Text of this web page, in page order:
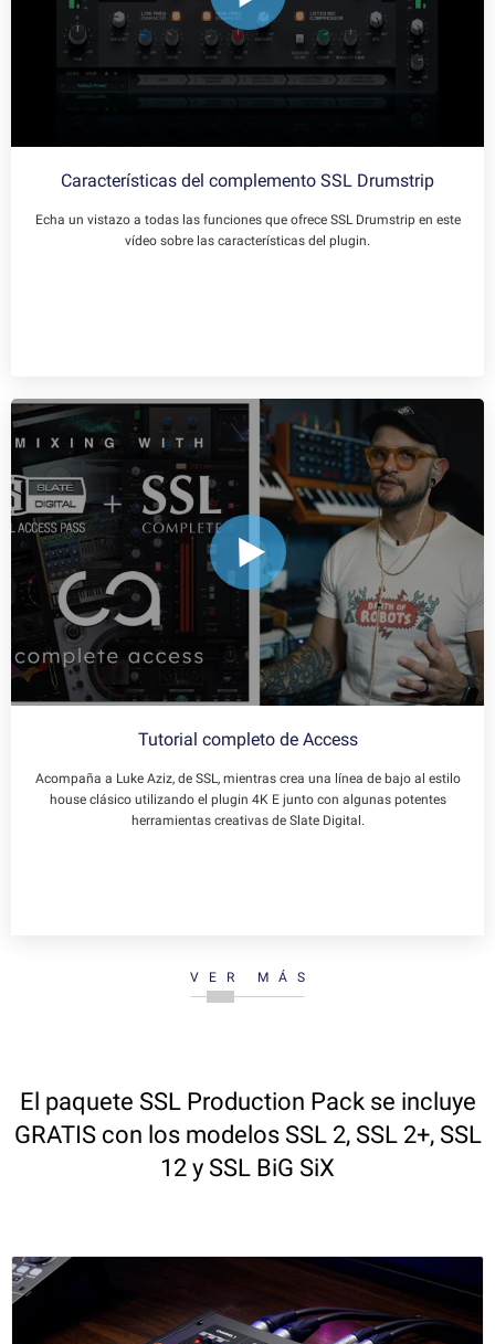
Características del complemento SSL Drumstrip
Echa un vistazo a todas las funciones que ofrece SSL Drumstrip en este
vídeo sobre las características del plugin.
Tutorial completo de Access
Acompaña a Luke Aziz, de SSL, mientras crea una línea de bajo al estilo
house clásico utilizando el plugin 4K E junto con algunas potentes
herramientas creativas de Slate Digital.
VER MÁS
El paquete SSL Production Pack se incluye
GRATIS con los modelos SSL 2, SSL 2+, SSL
12 y SSL BiG SiX